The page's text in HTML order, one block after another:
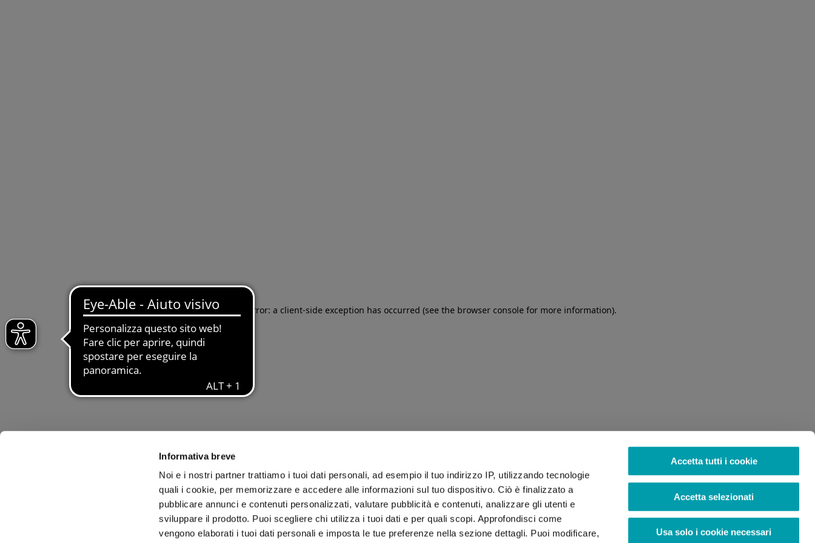
Informativa breve
Noi e i nostri partner trattiamo i tuoi dati personali, ad esempio il tuo indirizzo IP, utilizzando tecnologie
quali i cookie, per memorizzare e accedere alle informazioni sul tuo dispositivo. Ciò è finalizzato a
pubblicare annunci e contenuti personalizzati, valutare pubblicità e contenuti, analizzare gli utenti e
sviluppare il prodotto. Puoi scegliere chi utilizza i tuoi dati e per quali scopi. Approfondisci come
vengono elaborati i tuoi dati personali e imposta le tue preferenze nella sezione dettagli. Puoi modificare,
Accetta tutti i cookie
Accetta selezionati
Usa solo i cookie necessari
Application error: a client-side exception has occurred (see the browser console for more information).